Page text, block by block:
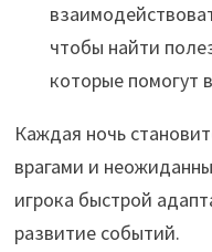
чтобы найти
которые помогут
Каждая ночь
врагами и
игрока быстрой
развитие событий.